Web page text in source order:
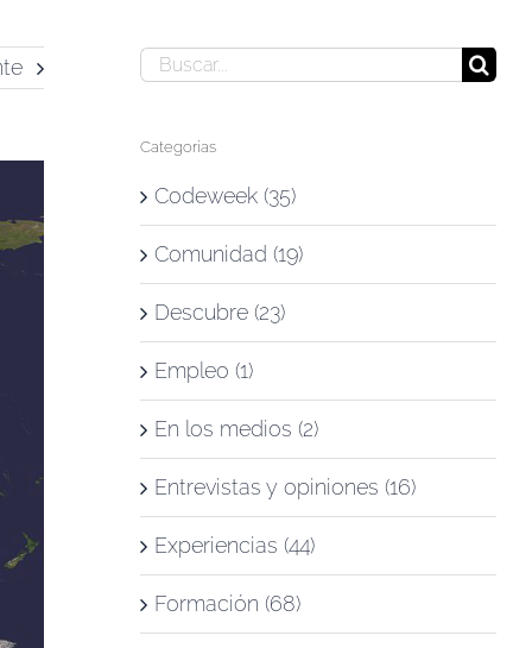
Buscar:
Categorías
Codeweek (35)
Comunidad (19)
Descubre (23)
Empleo (1)
En los medios (2)
Entrevistas y opiniones (16)
Experiencias (44)
Formación (68)